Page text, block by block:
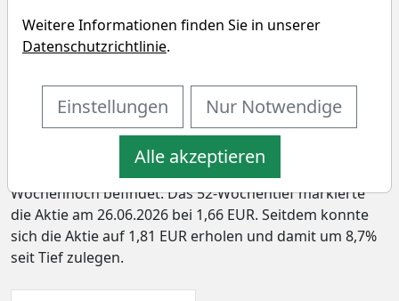
In den letzten 52 Wochen hat die Aktie von Shanghai
Haohai Biological Technology Co. Ltd. eine Rendite von
-49,9% underperformt. In den vergangenen vier
Wochen lag die Rendite bei 4,3% (Outperformance:
0,3%). Die Aktie markierte das 52-Wochenhoch am
19.08.2025 bei 3,24 EUR. Derzeitig notiert der Preis bei
1,81 EUR, womit sich die Aktie 44,3% unter ihrem 52-
Wochenhoch befindet. Das 52-Wochentief markierte
die Aktie am 26.06.2026 bei 1,66 EUR. Seitdem konnte
sich die Aktie auf 1,81 EUR erholen und damit um 8,7%
seit Tief zulegen.
Weitere Informationen finden Sie in unserer
Datenschutzrichtlinie.
Einstellungen Nur Notwendige
Alle akzeptieren